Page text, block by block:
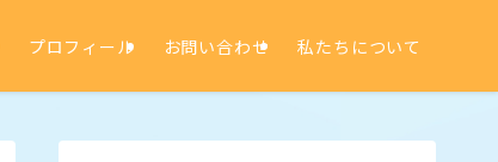
プロフィール お問い合わせ 私たちについて